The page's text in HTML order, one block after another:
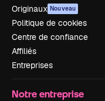
Originaux Nouveau
Politique de cookies
Centre de confiance
Affiliés
Entreprises
Notre entreprise